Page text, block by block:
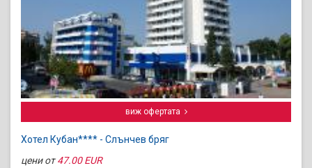
виж офертата
Хотел Кубан**** - Слънчев бряг
цени от47.00 EUR